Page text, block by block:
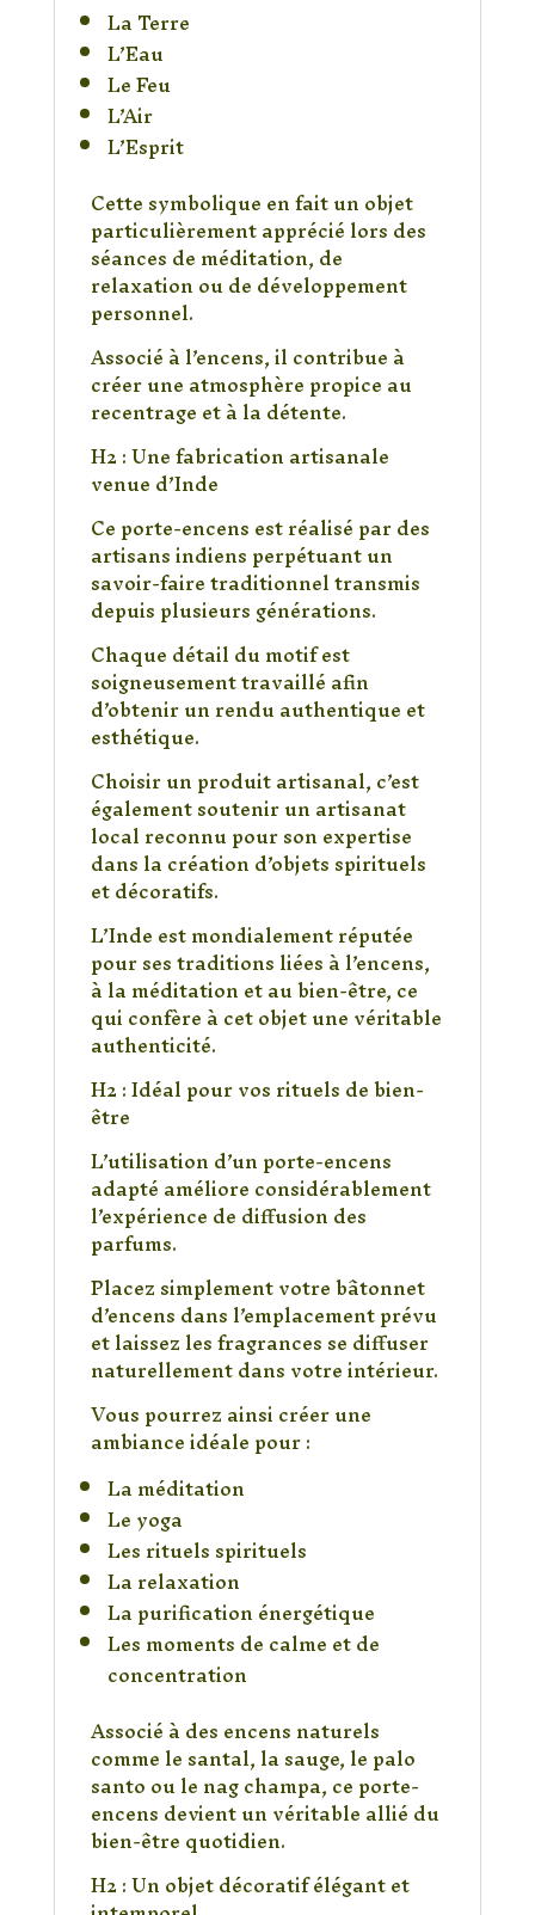
La Terre
L’Eau
Le Feu
L’Air
L’Esprit
Cette symbolique en fait un objet
particulièrement apprécié lors des
séances de méditation, de
relaxation ou de développement
personnel.
Associé à l’encens, il contribue à
créer une atmosphère propice au
recentrage et à la détente.
H2 : Une fabrication artisanale
venue d’Inde
Ce porte-encens est réalisé par des
artisans indiens perpétuant un
savoir-faire traditionnel transmis
depuis plusieurs générations.
Chaque détail du motif est
soigneusement travaillé afin
d’obtenir un rendu authentique et
esthétique.
Choisir un produit artisanal, c’est
également soutenir un artisanat
local reconnu pour son expertise
dans la création d’objets spirituels
et décoratifs.
L’Inde est mondialement réputée
pour ses traditions liées à l’encens,
à la méditation et au bien-être, ce
qui confère à cet objet une véritable
authenticité.
H2 : Idéal pour vos rituels de bien-
être
L’utilisation d’un porte-encens
adapté améliore considérablement
l’expérience de diffusion des
parfums.
Placez simplement votre bâtonnet
d’encens dans l’emplacement prévu
et laissez les fragrances se diffuser
naturellement dans votre intérieur.
Vous pourrez ainsi créer une
ambiance idéale pour :
La méditation
Le yoga
Les rituels spirituels
La relaxation
La purification énergétique
Les moments de calme et de
concentration
Associé à des encens naturels
comme le santal, la sauge, le palo
santo ou le nag champa, ce porte-
encens devient un véritable allié du
bien-être quotidien.
H2 : Un objet décoratif élégant et